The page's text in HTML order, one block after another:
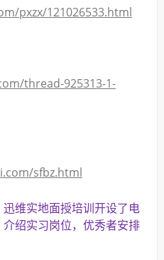
pxzx/121026533.html
thread-925313-1-
sfbz.html
维实地面授培训开设了电
绍实习岗位，优秀者安排